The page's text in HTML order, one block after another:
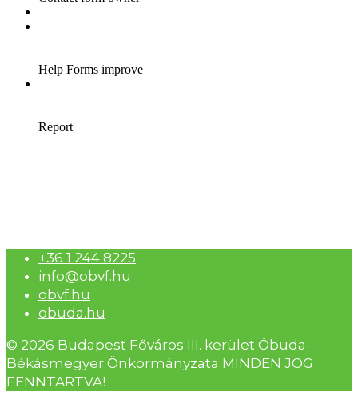
+36 1 244 8225
info@obvf.hu
obvf.hu
obuda.hu
© 2026 Budapest Főváros III. kerület Óbuda-
Békásmegyer Önkormányzata MINDEN JOG
FENNTARTVA!